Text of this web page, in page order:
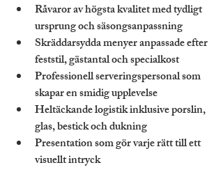
Råvaror av högsta kvalitet med tydligt
ursprung och säsongsanpassning
Skräddarsydda menyer anpassade efter
feststil, gästantal och specialkost
Professionell serveringspersonal som
skapar en smidig upplevelse
Heltäckande logistik inklusive porslin,
glas, bestick och dukning
Presentation som gör varje rätt till ett
visuellt intryck